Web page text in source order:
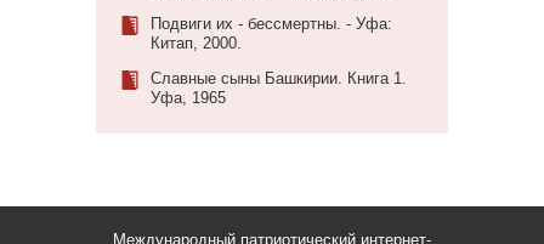
Подвиги их - бессмертны. - Уфа:
Китап, 2000.
Славные сыны Башкирии. Книга 1.
Уфа, 1965
Международный патриотический интернет-